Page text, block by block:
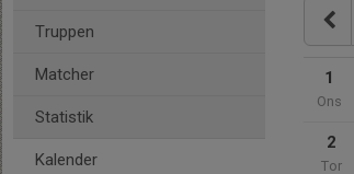
Truppen
Matcher
Statistik
Kalender
1
Ons
2
Tor